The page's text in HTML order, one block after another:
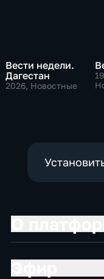
Вести недели.
Дагестан
2026, Новостные